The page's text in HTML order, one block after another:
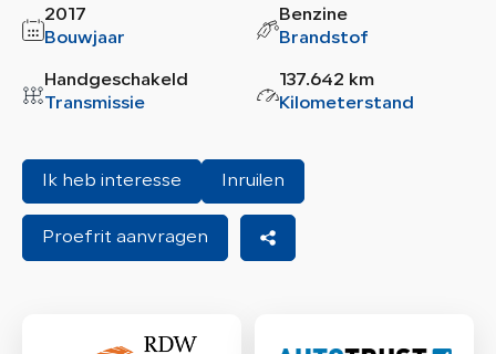
2017
Bouwjaar
Benzine
Brandstof
Handgeschakeld
Transmissie
137.642 km
Kilometerstand
Ik heb interesse Inruilen
Proefrit aanvragen